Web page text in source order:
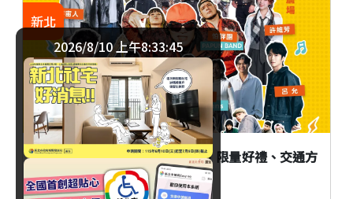
「2026當大人高校祭」在新北！限量好禮、交通方
式與演出時間全攻略一次看
新北
2026/8/10 上午8:33:45